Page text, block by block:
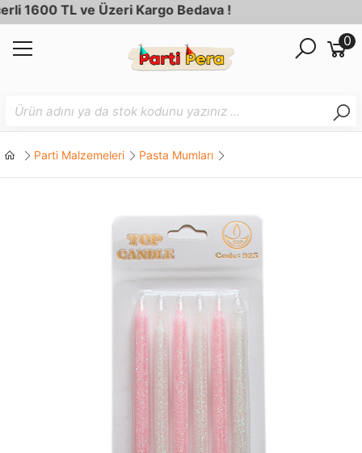
TL ve Üzeri Kargo Bedava !
0
Parti Malzemeleri Pasta Mumları